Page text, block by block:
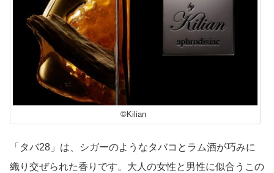
©Kilian
「タバ28」は、シガーのようなタバコとラム酒が巧みに
織り交ぜられた香りです。大人の女性と男性に似合うこの